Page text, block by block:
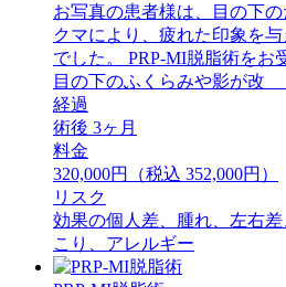
お写真の患者様は、目の下
クマにより、疲れた印象を
でした。 PRP-MI脱脂術をお
目の下のふくらみや影が
経過
術後 3ヶ月
料金
320,000円（税込 352,000円）
リスク
効果の個人差、腫れ、左右
こり、アレルギー